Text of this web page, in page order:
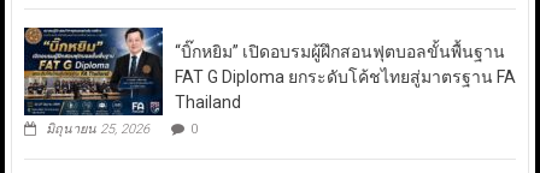
“บิ๊กหยิม” เปิดอบรมผู้ฝึกสอนฟุตบอลขั้นพื้นฐาน
FAT G Diploma ยกระดับโค้ชไทยสู่มาตรฐาน FA
Thailand
มิถุนายน 25, 2026 0